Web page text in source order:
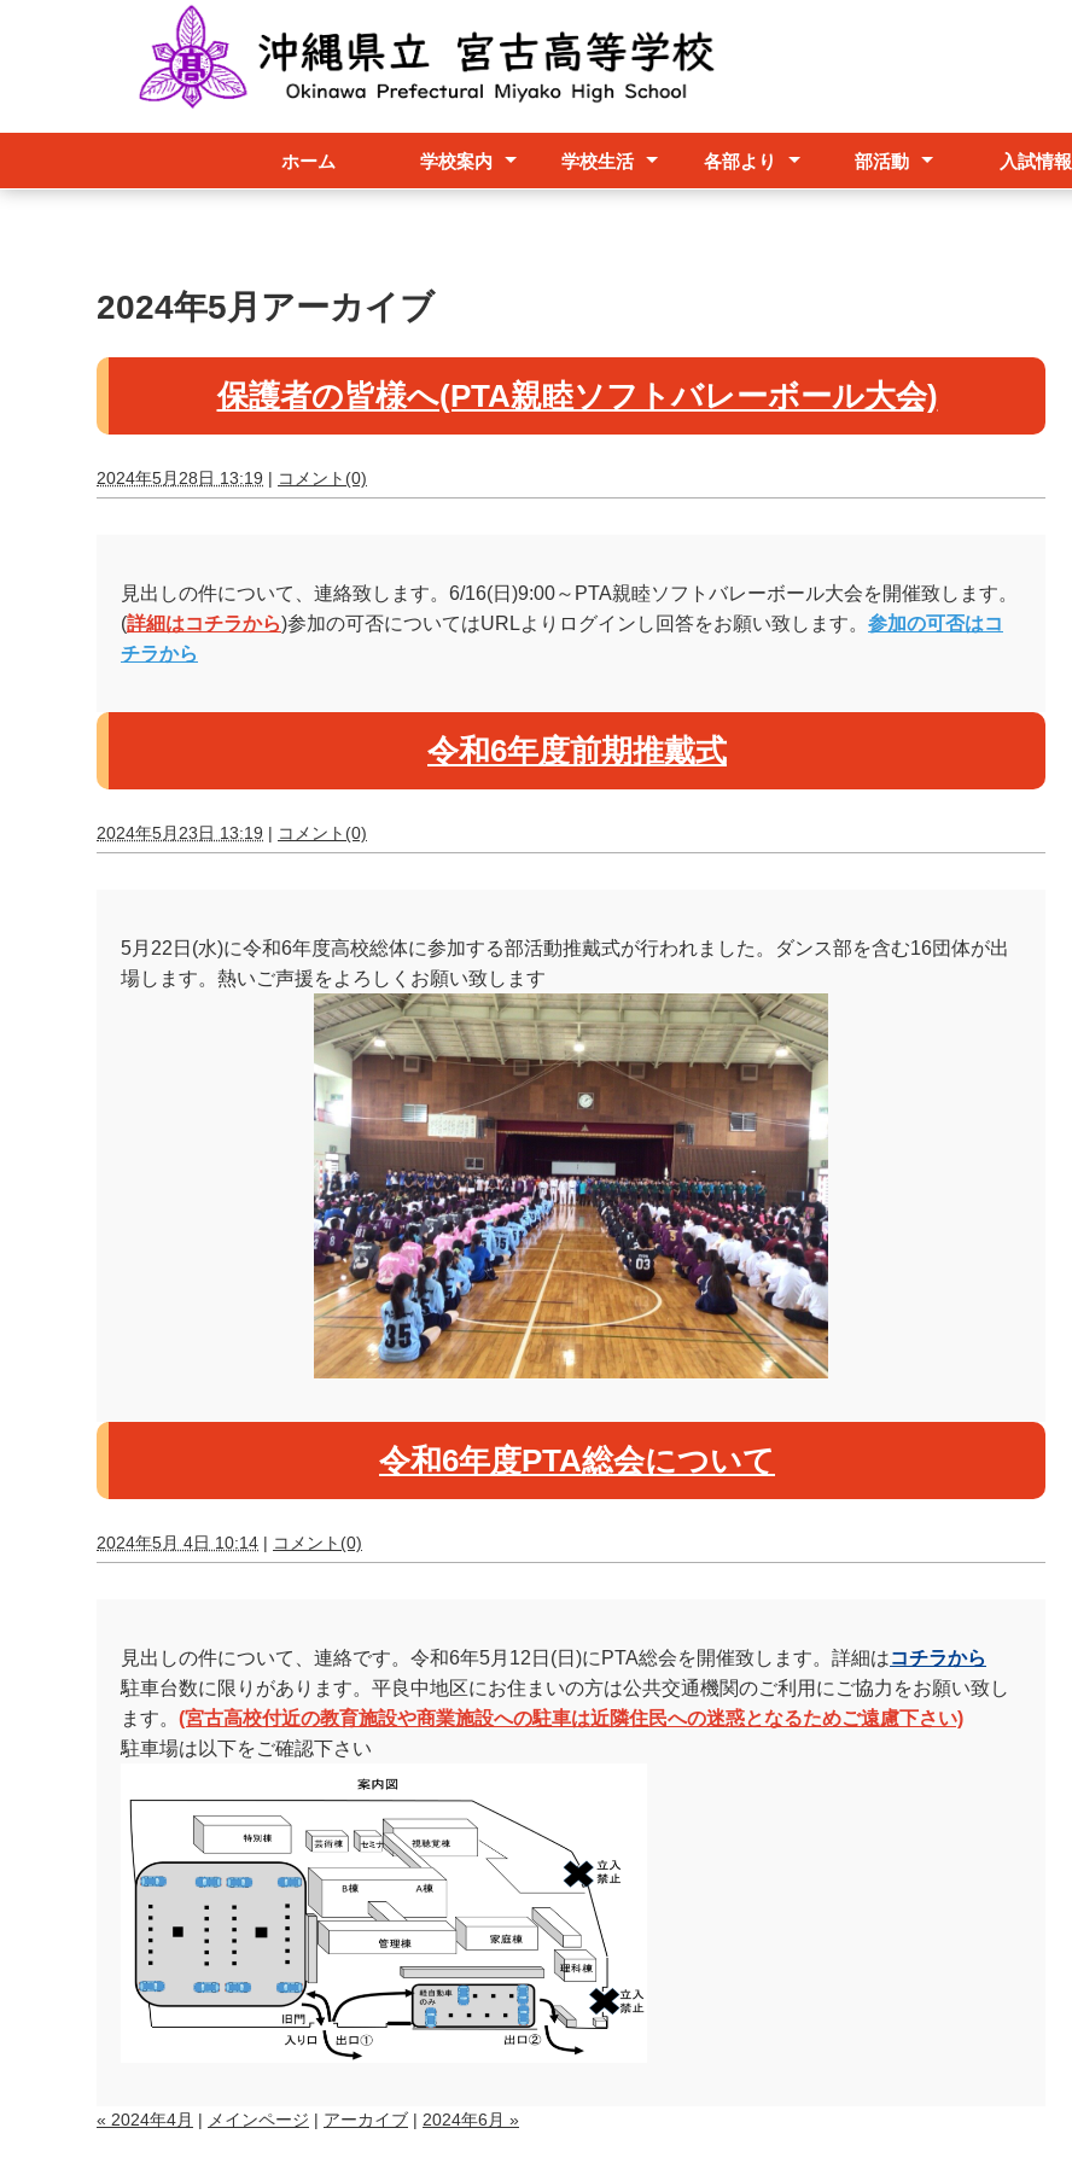
ホーム 学校案内 学校生活 各部より 部活動 入試情報
2024年5月アーカイブ
保護者の皆様へ(PTA親睦ソフトバレーボール大会)
2024年5月28日 13:19 | コメント(0)
見出しの件について、連絡致します。6/16(日)9:00～PTA親睦ソフトバレーボール大会を開催致します。
(詳細はコチラから)参加の可否についてはURLよりログインし回答をお願い致します。 参加の可否はコ
チラから
令和6年度前期推戴式
2024年5月23日 13:19 | コメント(0)
5月22日(水)に令和6年度高校総体に参加する部活動推戴式が行われました。ダンス部を含む16団体が出
場します。熱いご声援をよろしくお願い致します
令和6年度PTA総会について
2024年5月 4日 10:14 | コメント(0)
見出しの件について、連絡です。令和6年5月12日(日)にPTA総会を開催致します。詳細はコチラから
駐車台数に限りがあります。平良中地区にお住まいの方は公共交通機関のご利用にご協力をお願い致し
ます。 (宮古高校付近の教育施設や商業施設への駐車は近隣住民への迷惑となるためご遠慮下さい)
駐車場は以下をご確認下さい
« 2024年4月 | メインページ | アーカイブ | 2024年6月 »